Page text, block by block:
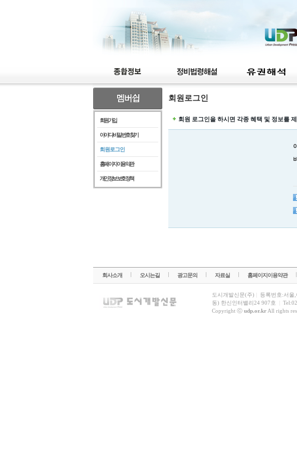
회원가입
아이디/비밀번호찾기
회원로그인
홈페이지이용약관
개인정보보호정책
회원로그인
회원 로그인을 하시면 각종 혜택 및 정보를
회사소개 오시는길 광고문의 자료실 홈페이지이용약관
도시개발신문(주) 등록번호:서울,
동) 한신인터밸리24 907호
Copyright ⓒ udp.or.krAll rights